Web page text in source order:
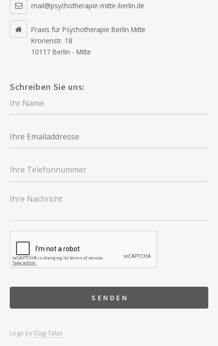
Schreiben Sie uns:
mail@psychotherapie-mitte-berlin.de
Praxis für Psychotherapie Berlin Mitte
Kronenstr. 18
10117 Berlin - Mitte
Logo by Dagi Talas